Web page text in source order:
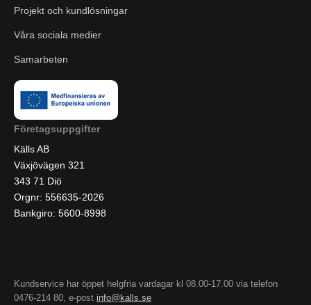
Projekt och kundlösningar
Våra sociala medier
Samarbeten
Företagsuppgifter
Källs AB
Växjövägen 321
343 71 Diö
Orgnr: 556635-2026
Bankgiro: 5600-8998
Kundservice har öppet helgfria vardagar kl 08.00-17.00 via telefon
0476-214 80, e-post info@kalls.se